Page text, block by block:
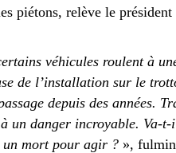
piétons, relève le président
véhicules roulent à
de l’installation sur le
depuis des années.
un danger incroyable. Va-
un mort pour agir ? »,